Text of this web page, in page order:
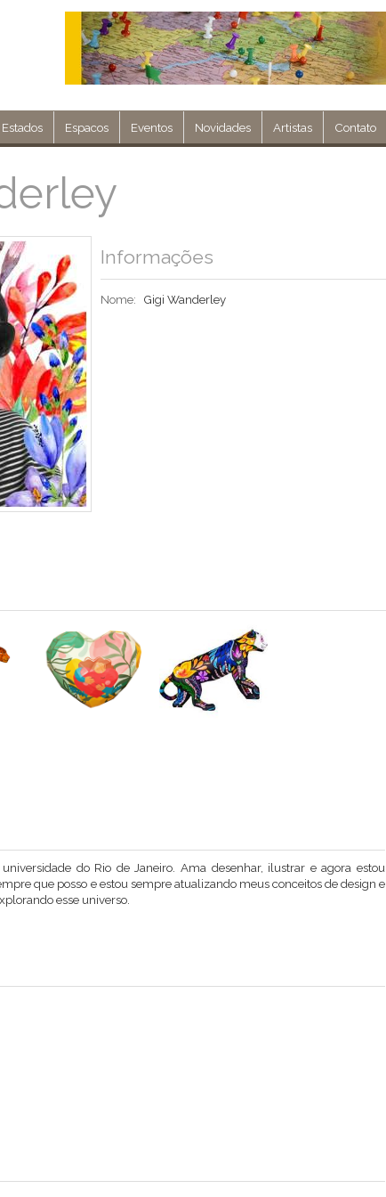
Estados Espacos Eventos Novidades Artistas Contato
Informações
Nome: Gigi Wanderley
do Rio de Janeiro. Ama desenhar, ilustrar e agora estou
que posso e estou sempre atualizando meus conceitos de design e
esse universo.